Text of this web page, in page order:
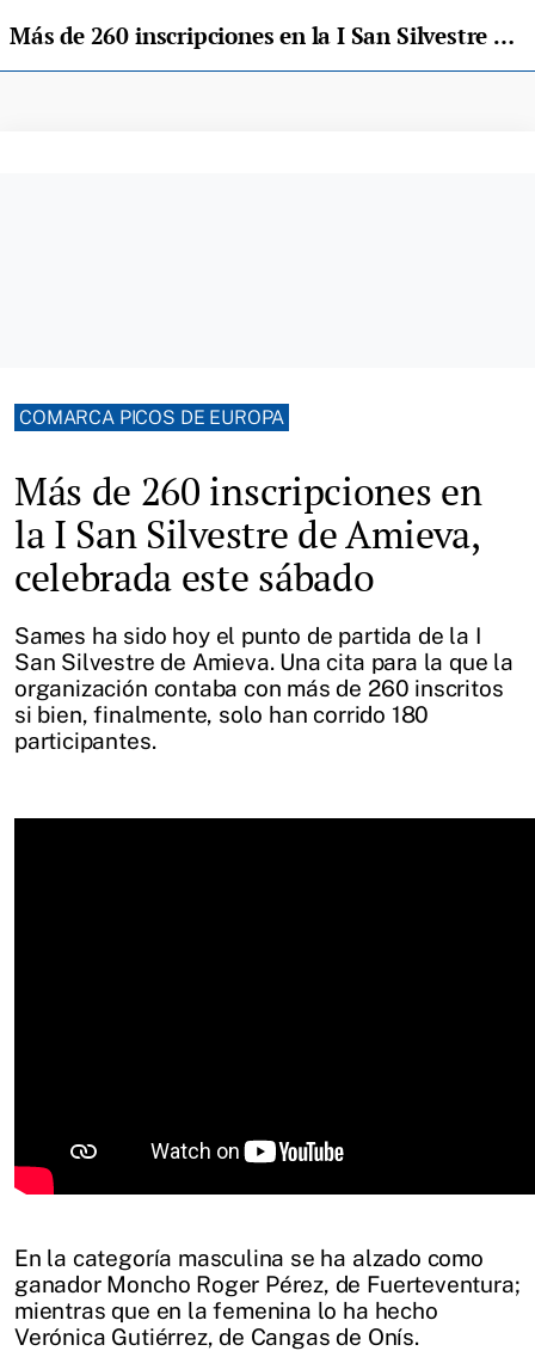
Más de 260 inscripciones en la I San Silvestre de Amieva, celebrada este sábado
COMARCA PICOS DE EUROPA
Más de 260 inscripciones en
la I San Silvestre de Amieva,
celebrada este sábado
Sames ha sido hoy el punto de partida de la I
San Silvestre de Amieva. Una cita para la que la
organización contaba con más de 260 inscritos
si bien, finalmente, solo han corrido 180
participantes.
En la categoría masculina se ha alzado como
ganador Moncho Roger Pérez, de Fuerteventura;
mientras que en la femenina lo ha hecho
Verónica Gutiérrez, de Cangas de Onís.